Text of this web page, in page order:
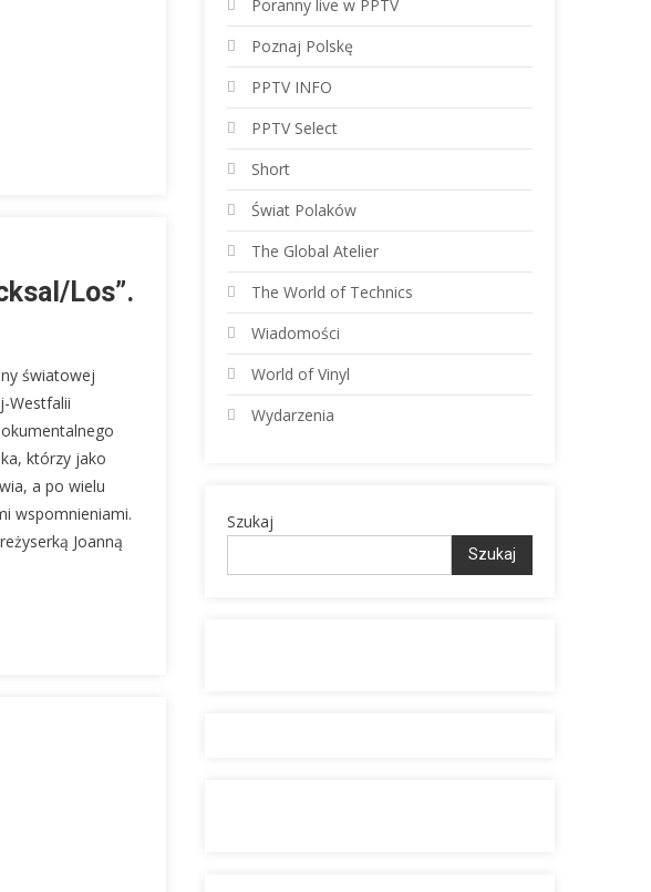
Los”.
światowej
Westfalii
którzy jako
a po wielu
wspomnieniami.
Joanną
Poranny live w PPTV
Poznaj Polskę
PPTV INFO
PPTV Select
Short
Świat Polaków
The Global Atelier
The World of Technics
Wiadomości
World of Vinyl
Wydarzenia
Szukaj
Szukaj